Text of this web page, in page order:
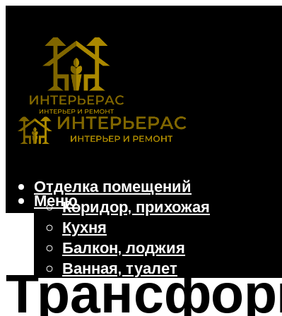
Отделка помещений
Коридор, прихожая
Кухня
Балкон, лоджия
Ванная, туалет
Дачные и частные дома
Отделочные материалы
Меню